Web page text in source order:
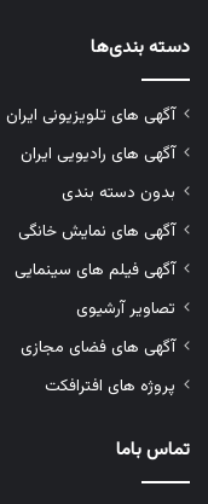
دسته بندی‌ها
آگهی های تلویزیونی ایران
آگهی های رادیویی ایران
بدون دسته بندی
آگهی های نمایش خانگی
آگهی فیلم های سینمایی
تصاویر آرشیوی
آگهی های فضای مجازی
پروژه های افترافکت
تماس باما